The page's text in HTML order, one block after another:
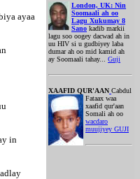
ayaa
in
London, UK: Nin
Soomaali ah oo
Lagu Xukumay 8
Sano kadib markii
lagu soo oogey dacwad ah in
uu HIV si u gudbiyey laba
dumar ah oo mid kamid ah
ay Soomaali tahay... Guji
XAAFID QUR'AAN Cabdul
Fataax waa
xaafid qur'aan
Somali ah oo
wacdaro
muujiyey GUJI